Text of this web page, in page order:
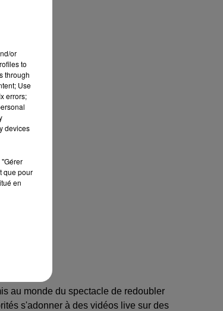
au monde du spectacle de redoubler
s'adonner à des vidéos live sur des
or
to
through
Use
errors;
devices
que pour
en